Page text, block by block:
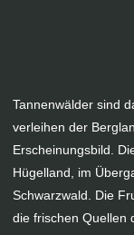
Tannenwälder sind
verleihen der
Erscheinungsbild.
Hügelland, im
Schwarzwald. Die
die frischen Quellen